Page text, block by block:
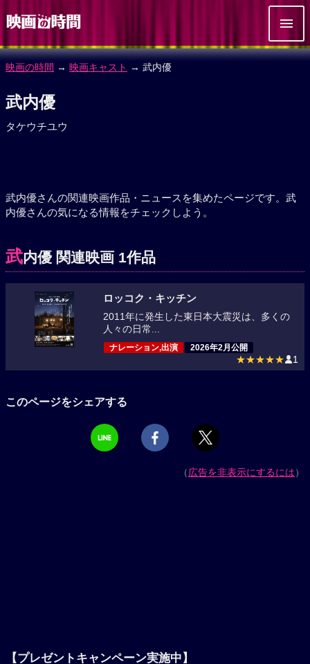
映画の時間 → 映画キャスト → 武内優
武内優
タケウチユウ
武内優さんの関連映画作品・ニュースを集めたページです。武
内優さんの気になる情報をチェックしよう。
武内優 関連映画 1作品
ロッコク・キッチン
2011年に発生した東日本大震災は、多くの
人々の日常...
ナレーション,出演 2026年2月公開
★★★★★ 1
このページをシェアする
（広告を非表示にするには）
【プレゼントキャンペーン実施中】